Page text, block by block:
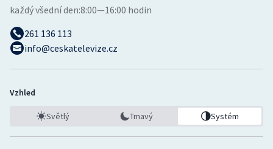
každý všední den:8:00—16:00 hodin
261 136 113
info@ceskatelevize.cz
Vzhled
Světlý Tmavý Systém